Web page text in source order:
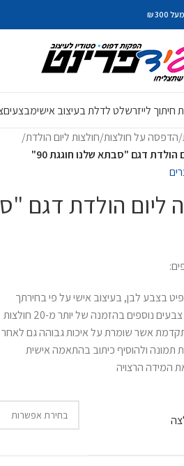
₪
חיתוך לייזרשלט לדלת בעיצוב אישימבצעים
/הדפסה על חולצות/חולצות ליום הולדת/
הולדת דגם "סבתא שלנו חוגגת 90"
ליום הולדת דגם
בצבע לבן, בעיצוב אישי על פי בחירתך
נוספים בהזמנה של יותר מ-20 חולצות
אשר שומרת על איכות גבוהה גם לאחר
תמונה ולהוסיף כיתוב בהתאמה אישית
המידה הרצויה